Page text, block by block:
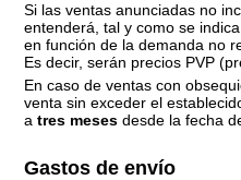
Si las ventas anunciadas no
entenderá, tal y como se
en función de la demanda no
Es decir, serán precios PVP
En caso de ventas con
venta sin exceder el
a tres meses desde la fecha
Gastos de envío